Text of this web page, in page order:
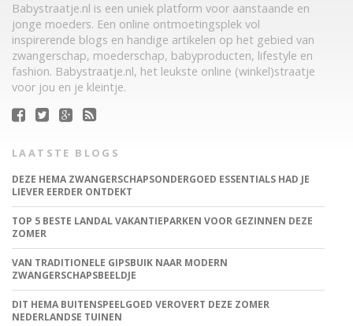
Babystraatje.nl is een uniek platform voor aanstaande en
jonge moeders. Een online ontmoetingsplek vol
inspirerende blogs en handige artikelen op het gebied van
zwangerschap, moederschap, babyproducten, lifestyle en
fashion. Babystraatje.nl, het leukste online (winkel)straatje
voor jou en je kleintje.
LAATSTE BLOGS
DEZE HEMA ZWANGERSCHAPSONDERGOED ESSENTIALS HAD JE
LIEVER EERDER ONTDEKT
TOP 5 BESTE LANDAL VAKANTIEPARKEN VOOR GEZINNEN DEZE
ZOMER
VAN TRADITIONELE GIPSBUIK NAAR MODERN
ZWANGERSCHAPSBEELDJE
DIT HEMA BUITENSPEELGOED VEROVERT DEZE ZOMER
NEDERLANDSE TUINEN